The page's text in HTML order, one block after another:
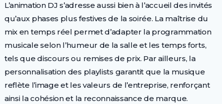
L’animation DJ s’adresse aussi bien à l’accueil des invités
qu’aux phases plus festives de la soirée. La maîtrise du
mix en temps réel permet d’adapter la programmation
musicale selon l’humeur de la salle et les temps forts,
tels que discours ou remises de prix. Par ailleurs, la
personnalisation des playlists garantit que la musique
reflète l’image et les valeurs de l’entreprise, renforçant
ainsi la cohésion et la reconnaissance de marque.